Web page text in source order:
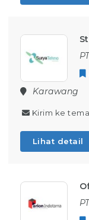
Karawang
Kirim ke
Lihat detail